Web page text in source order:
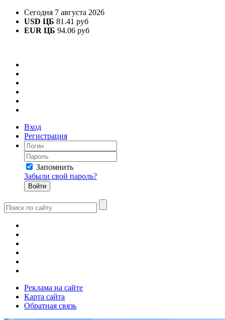
Сегодня 7 августа 2026
USD ЦБ 81.41 руб
EUR ЦБ 94.06 руб
Вход
Регистрация
Запомнить
Забыли свой пароль?
Реклама на сайте
Карта сайта
Обратная связь